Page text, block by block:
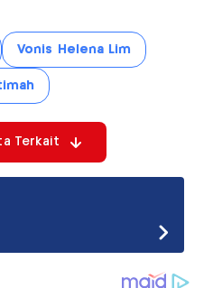
Vonis Helena Lim
Terkait